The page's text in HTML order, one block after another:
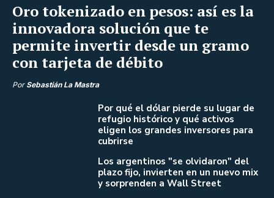
Oro tokenizado en pesos: así es la
innovadora solución que te
permite invertir desde un gramo
con tarjeta de débito
Por Sebastián La Mastra
Por qué el dólar pierde su lugar de
refugio histórico y qué activos
eligen los grandes inversores para
cubrirse
Los argentinos "se olvidaron" del
plazo fijo, invierten en un nuevo mix
y sorprenden a Wall Street